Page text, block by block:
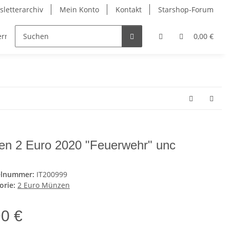
Mein Konto Kontakt Starshop-Forum
0,00 €
2 Euro 2020 "Feuerwehr" unc
IT200999
2 Euro Münzen
€